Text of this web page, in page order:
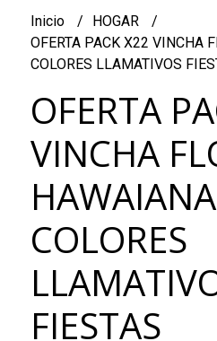
Inicio
HOGAR
OFERTA PACK X22 VINCHA
COLORES LLAMATIVOS
OFERTA
VINCHA
HAWAIANA
COLORES
FIESTAS